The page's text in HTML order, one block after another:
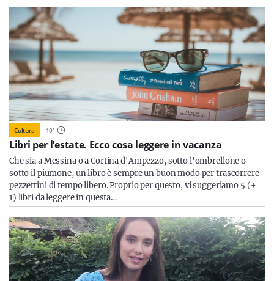
Resta sempre aggiornato con le ultime news, iscriviti alla
nostra newsletter
Iscriviti
Cultura 10'
Libri per l’estate. Ecco cosa leggere in vacanza
Che sia a Messina o a Cortina d'Ampezzo, sotto l'ombrellone o
sotto il piumone, un libro è sempre un buon modo per trascorrere
pezzettini di tempo libero. Proprio per questo, vi suggeriamo 5 (+
1) libri da leggere in questa…